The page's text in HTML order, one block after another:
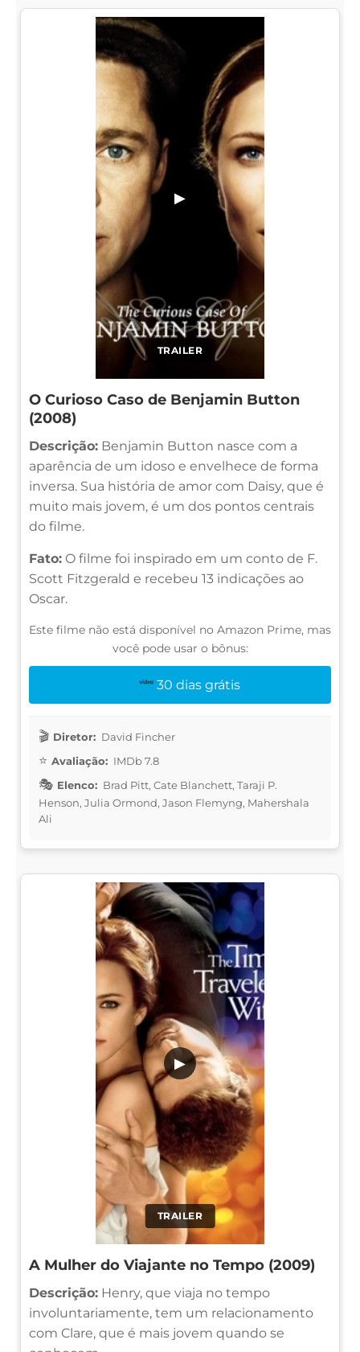
TRAILER
▶
O Curioso Caso de Benjamin Button
(2008)
Descrição: Benjamin Button nasce com a
aparência de um idoso e envelhece de forma
inversa. Sua história de amor com Daisy, que é
muito mais jovem, é um dos pontos centrais
do filme.
Fato: O filme foi inspirado em um conto de F.
Scott Fitzgerald e recebeu 13 indicações ao
Oscar.
Este filme não está disponível no Amazon Prime, mas
você pode usar o bônus:
30 dias grátis
Diretor: David Fincher
Avaliação: IMDb 7.8
Elenco: Brad Pitt, Cate Blanchett, Taraji P.
Henson, Julia Ormond, Jason Flemyng, Mahershala
Ali
TRAILER
▶
A Mulher do Viajante no Tempo (2009)
Descrição: Henry, que viaja no tempo
involuntariamente, tem um relacionamento
com Clare, que é mais jovem quando se